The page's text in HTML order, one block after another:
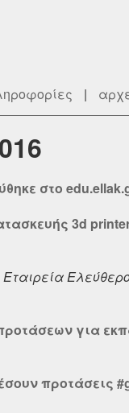
|
στο
3d
Εταιρεία
για
προτάσεις